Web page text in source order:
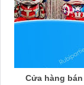
Cửa hàng